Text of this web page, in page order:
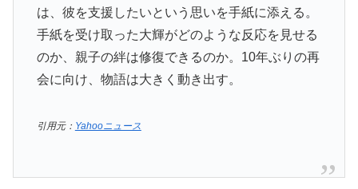
は、彼を支援したいという思いを手紙に添える。
手紙を受け取った大輝がどのような反応を見せる
のか、親子の絆は修復できるのか。10年ぶりの再
会に向け、物語は大きく動き出す。
引用元： Yahooニュース